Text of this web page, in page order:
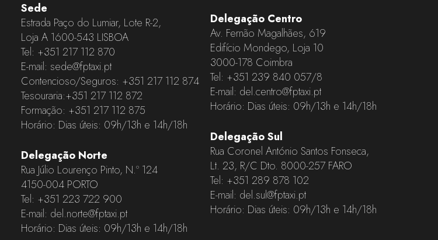
Sede
Estrada Paço do Lumiar, Lote R-2,
Loja A 1600-543 LISBOA
Tel: +351 217 112 870
E-mail: sede@fptaxi.pt
Contencioso/Seguros: +351 217 112 874
Tesouraria:+351 217 112 872
Formação: +351 217 112 875
Horário: Dias úteis: 09h/13h e 14h/18h
Delegação Norte
Rua Júlio Lourenço Pinto, N.º 124
4150-004 PORTO
Tel: +351 223 722 900
E-mail: del.norte@fptaxi.pt
Horário: Dias úteis: 09h/13h e 14h/18h
Delegação Centro
Av. Fernão Magalhães, 619
Edifício Mondego, Loja 10
3000-178 Coimbra
Tel: +351 239 840 057/8
E-mail: del.centro@fptaxi.pt
Horário: Dias úteis: 09h/13h e 14h/18h
Delegação Sul
Rua Coronel António Santos Fonseca,
Lt. 23, R/C Dto. 8000-257 FARO
Tel: +351 289 878 102
E-mail: del.sul@fptaxi.pt
Horário: Dias úteis: 09h/13h e 14h/18h